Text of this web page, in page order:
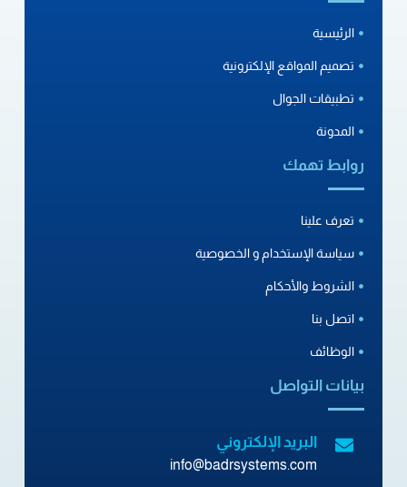
الرئيسية
تصميم المواقع الإلكترونية
تطبيقات الجوال
المدونة
روابط تهمك
تعرف علينا
سياسة الإستخدام و الخصوصية
الشروط والأحكام
اتصل بنا
الوظائف
بيانات التواصل
البريد الإلكتروني
info@badrsystems.com